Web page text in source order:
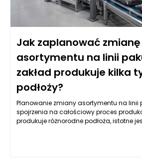
Jak zaplanować zmianę
asortymentu na linii
zakład produkuje kilka
podłoży?
Planowanie zmiany asortymentu na
spojrzenia na całościowy proces
produkuje różnorodne podłoża, istotne